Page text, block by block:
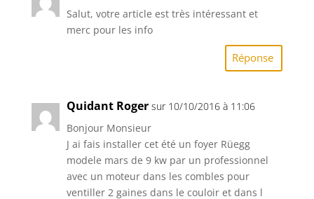
Salut, votre article est très intéressant et
merc pour les info
Réponse
Quidant Roger sur 10/10/2016 à 11:06
Bonjour Monsieur
J ai fais installer cet été un foyer Rüegg
modele mars de 9 kw par un professionnel
avec un moteur dans les combles pour
ventiller 2 gaines dans le couloir et dans l